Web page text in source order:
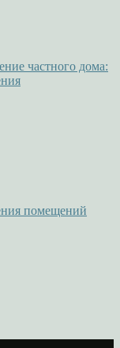
частного дома:
помещений